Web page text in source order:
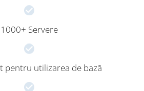
1000+ Servere
pentru utilizarea de bază